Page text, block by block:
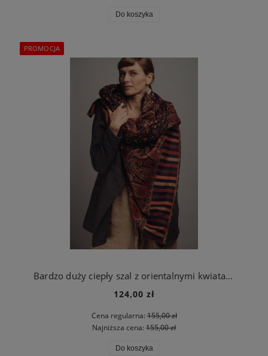
Do koszyka
Bardzo duży ciepły szal z orientalnymi kwiatami czarny
124,00 zł
Cena regularna:155,00 zł
Najniższa cena: 155,00 zł
Do koszyka
PROMOCJA